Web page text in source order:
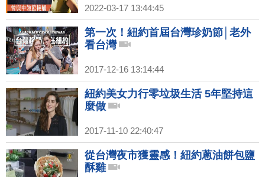
2022-03-17 13:44:45
第一次！紐約首屆台灣珍奶節│老外
看台灣
2017-12-16 13:14:44
紐約美女力行零垃圾生活 5年堅持這
麼做
2017-11-10 22:40:47
從台灣夜市獲靈感！紐約蔥油餅包鹽
酥雞